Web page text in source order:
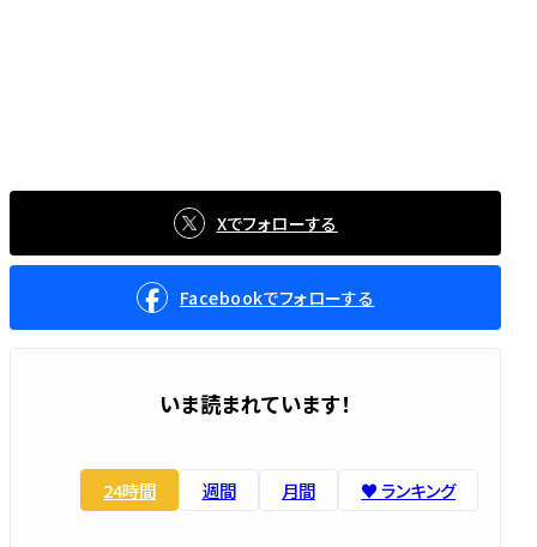
Xでフォローする
Facebookでフォローする
いま読まれています！
24時間 週間 月間 ♥️ ランキング